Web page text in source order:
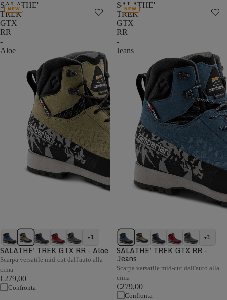
SALATHE'
TREK
GTX
RR
-
Aloe
NEW
+1
SALATHE' TREK GTX RR - Aloe
Scarpa versatile mid-cut dall'auto alla
cima
€279,00
Confronta
SALATHE'
TREK
GTX
RR
-
Jeans
NEW
+1
SALATHE' TREK GTX RR -
Jeans
Scarpa versatile mid-cut dall'auto alla
cima
€279,00
Confronta